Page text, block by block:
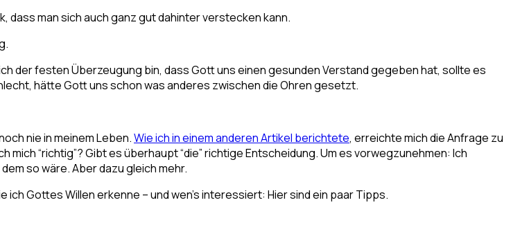
dass man sich auch ganz gut dahinter verstecken kann.
der festen Überzeugung bin, dass Gott uns einen gesunden Verstand gegeben hat, sollte es
hätte Gott uns schon was anderes zwischen die Ohren gesetzt.
nie in meinem Leben.Wie ich in einem anderen Artikel berichtete, erreichte mich die Anfrage zu
“richtig”? Gibt es überhaupt “die” richtige Entscheidung. Um es vorwegzunehmen: Ich
so wäre. Aber dazu gleich mehr.
Gottes Willen erkenne – und wen’s interessiert: Hier sind ein paar Tipps.